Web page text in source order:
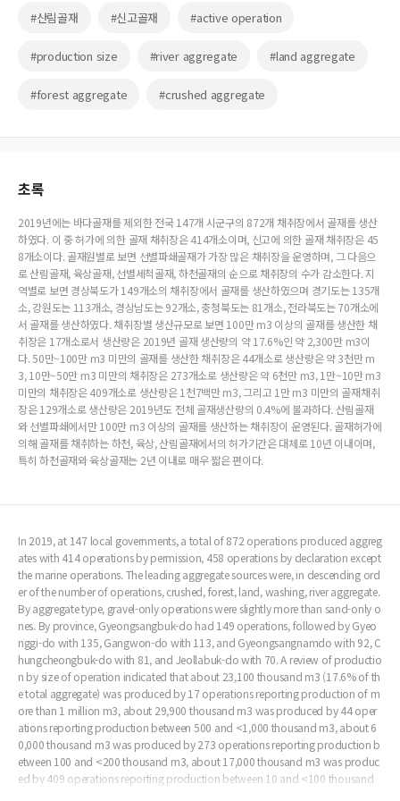
#산림골재 #신고골재 #active operation
#production size #river aggregate #land aggregate
#forest aggregate #crushed aggregate
초록
2019년에는 바다골재를 제외한 전국 147개 시군구의 872개 채취장에서 골재를 생산
하였다. 이 중 허가에 의한 골재 채취장은 414개소이며, 신고에 의한 골재 채취장은 45
8개소이다. 골재원별로 보면 선별파쇄골재가 가장 많은 채취장을 운영하며, 그 다음으
로 산림골재, 육상골재, 선별세척골재, 하천골재의 순으로 채취장의 수가 감소한다. 지
역별로 보면 경상북도가 149개소의 채취장에서 골재를 생산하였으며 경기도는 135개
소, 강원도는 113개소, 경상남도는 92개소, 충청북도는 81개소, 전라북도는 70개소에
서 골재를 생산하였다. 채취장별 생산규모로 보면 100만 m3 이상의 골재를 생산한 채
취장은 17개소로서 생산량은 2019년 골재 생산량의 약 17.6%인 약 2,300만 m3이
다. 50만~100만 m3 미만의 골재를 생산한 채취장은 44개소로 생산량은 약 3천만 m
3, 10만~50만 m3 미만의 채취장은 273개소로 생산량은 약 6천만 m3, 1만~10만 m3
미만의 채취장은 409개소로 생산량은 1천7백만 m3, 그리고 1만 m3 미만의 골재채취
장은 129개소로 생산량은 2019년도 전체 골재생산량의 0.4%에 불과하다. 산림골재
와 선별파쇄에서만 100만 m3 이상의 골재를 생산하는 채취장이 운영된다. 골재허가에
의해 골재를 채취하는 하천, 육상, 산림골재에서의 허가기간은 대체로 10년 이내이며,
특히 하천골재와 육상골재는 2년 이내로 매우 짧은 편이다.
In 2019, at 147 local governments, a total of 872 operations produced aggreg
ates with 414 operations by permission, 458 operations by declaration except
the marine operations. The leading aggregate sources were, in descending ord
er of the number of operations, crushed, forest, land, washing, river aggregate.
By aggregate type, gravel-only operations were slightly more than sand-only o
nes. By province, Gyeongsangbuk-do had 149 operations, followed by Gyeo
nggi-do with 135, Gangwon-do with 113, and Gyeongsangnamdo with 92, C
hungcheongbuk-do with 81, and Jeollabuk-do with 70. A review of productio
n by size of operation indicated that about 23,100 thousand m3 (17.6% of th
e total aggregate) was produced by 17 operations reporting production of m
ore than 1 million m3, about 29,900 thousand m3 was produced by 44 oper
ations reporting production between 500 and <1,000 thousand m3, about 6
0,000 thousand m3 was produced by 273 operations reporting production b
etween 100 and <200 thousand m3, about 17,000 thousand m3 was produc
ed by 409 operations reporting production between 10 and <100 thousand